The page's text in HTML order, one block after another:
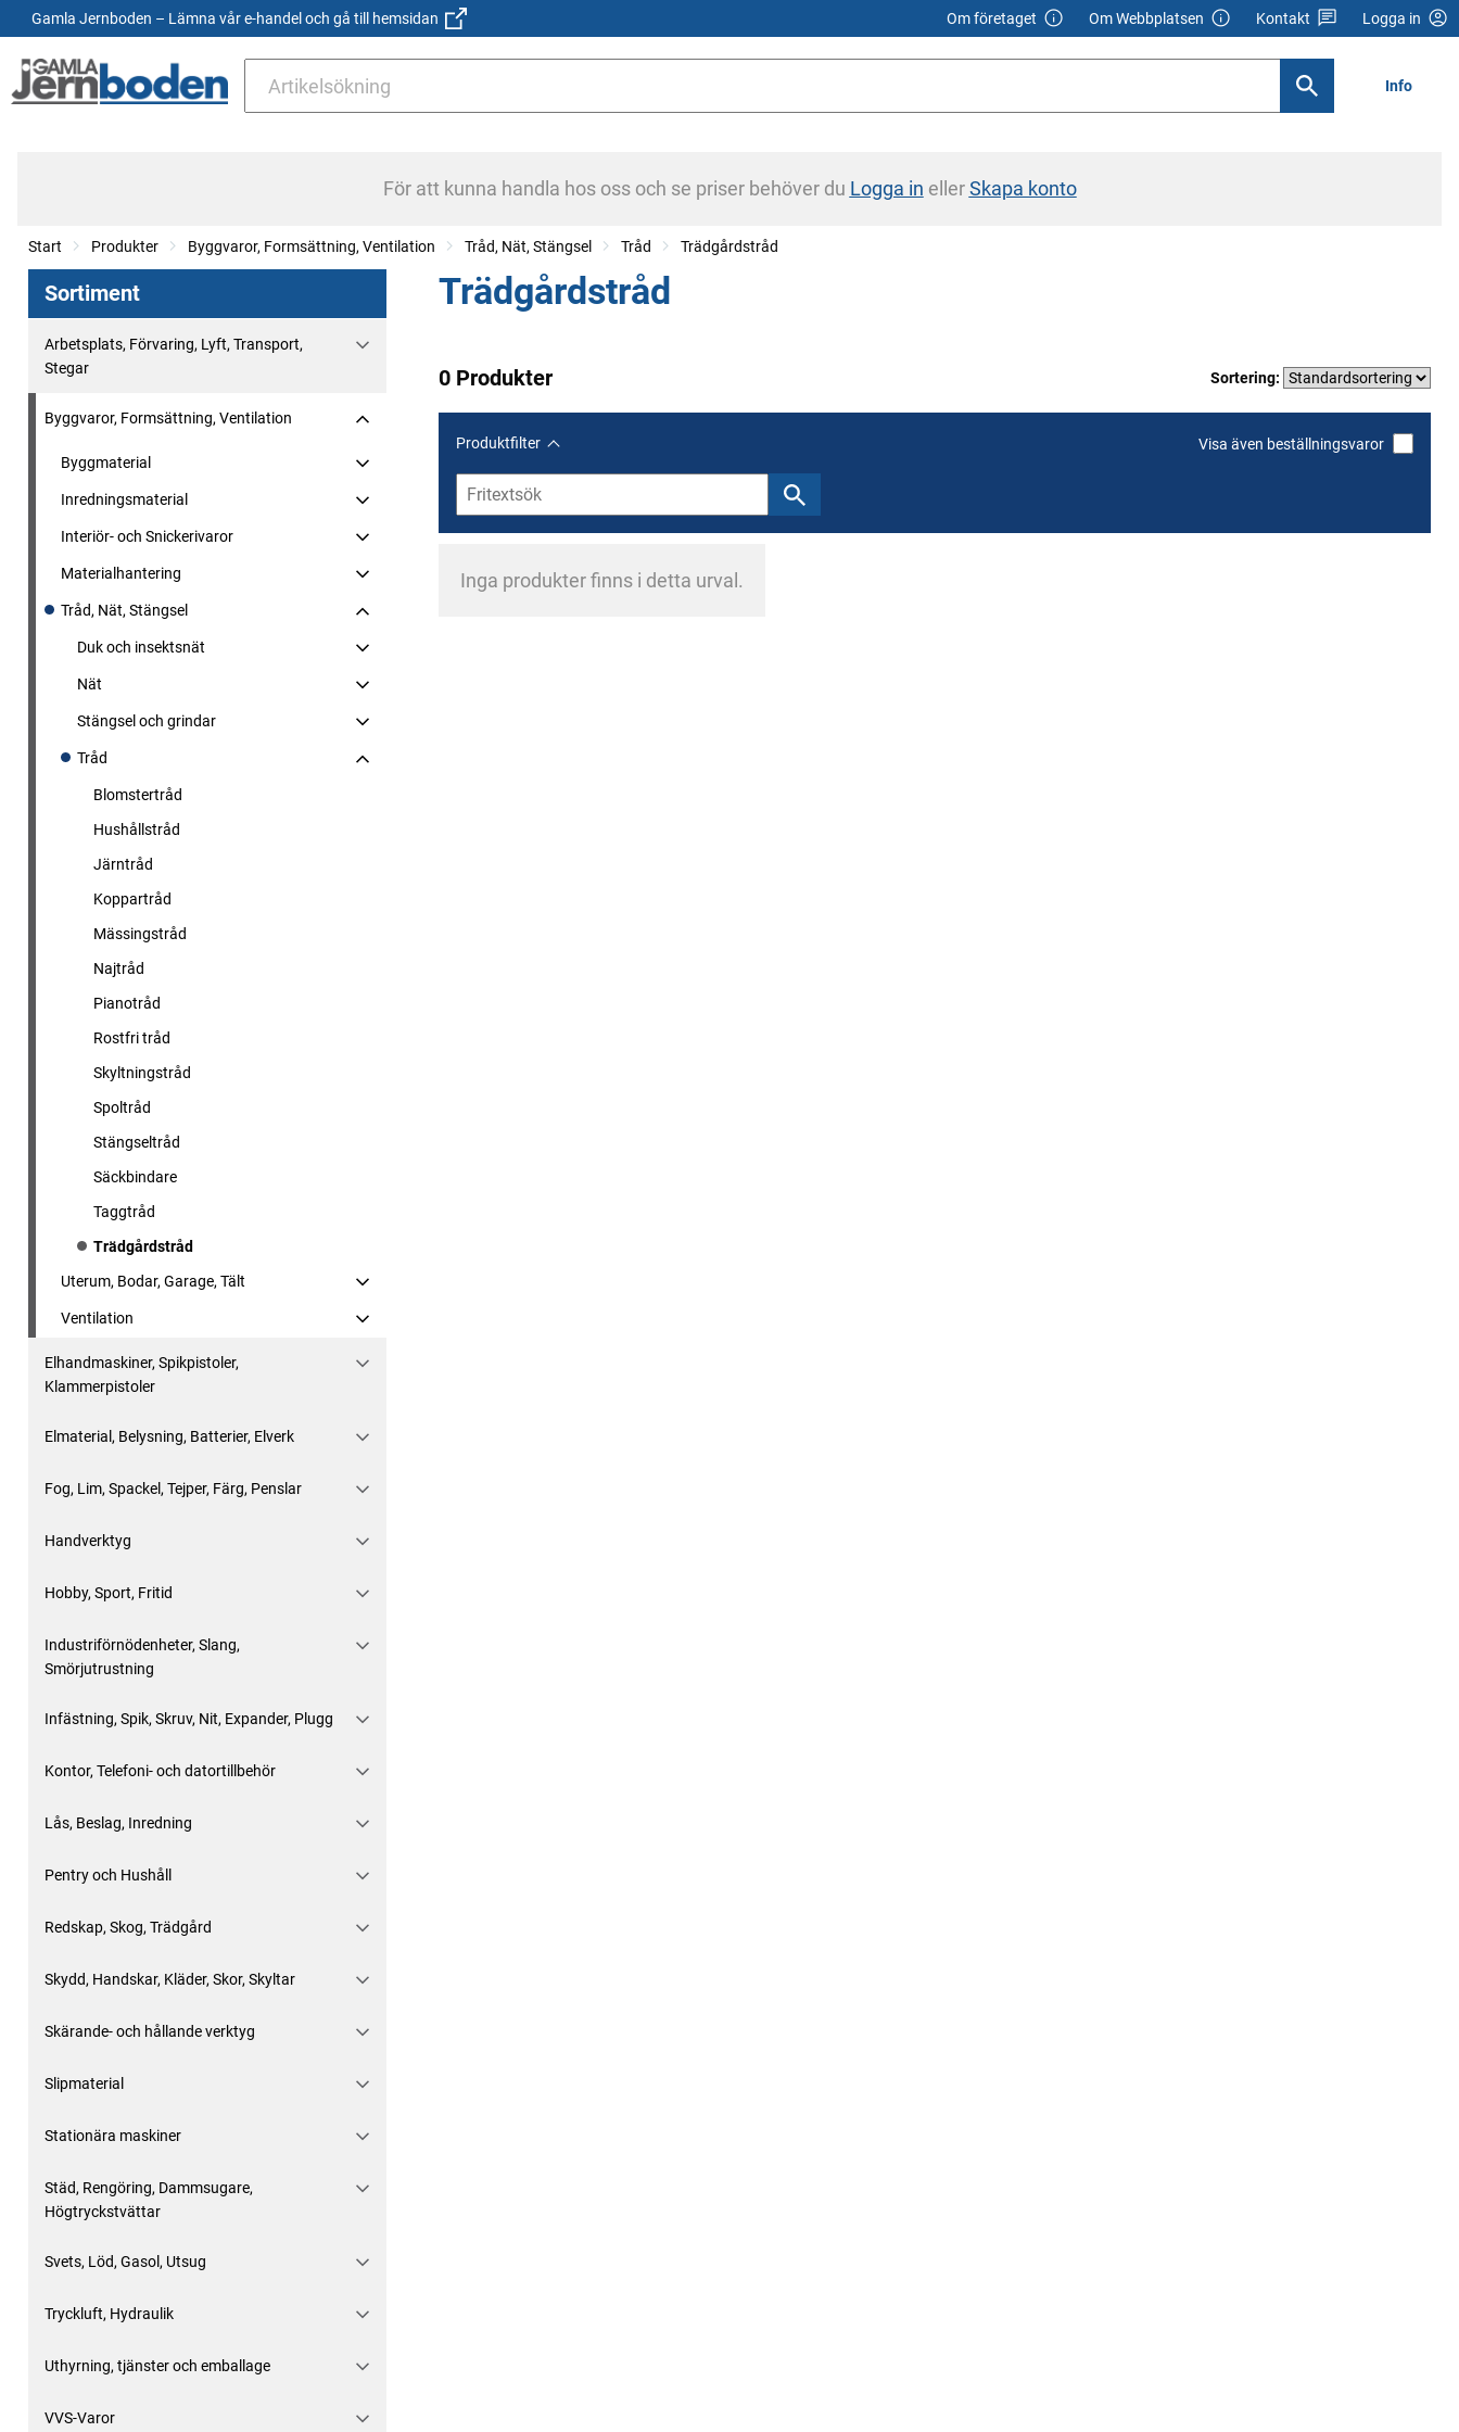
Gamla Jernboden – Lämna vår e-handel och gå till hemsidan Om företaget Om Webbplatsen Kontakt Logga in
Info
För att kunna handla hos oss och se priser behöver du Logga in ellerSkapa konto
Start Produkter Byggvaror, Formsättning, Ventilation Tråd, Nät, Stängsel Tråd Trädgårdstråd
Sortiment
Arbetsplats, Förvaring, Lyft, Transport,
Stegar
Byggvaror, Formsättning, Ventilation
Byggmaterial
Inredningsmaterial
Interiör- och Snickerivaror
Materialhantering
Tråd, Nät, Stängsel
Duk och insektsnät
Nät
Stängsel och grindar
Tråd
Blomstertråd
Hushållstråd
Järntråd
Koppartråd
Mässingstråd
Najtråd
Pianotråd
Rostfri tråd
Skyltningstråd
Spoltråd
Stängseltråd
Säckbindare
Taggtråd
Trädgårdstråd
Uterum, Bodar, Garage, Tält
Ventilation
Elhandmaskiner, Spikpistoler,
Klammerpistoler
Elmaterial, Belysning, Batterier, Elverk
Fog, Lim, Spackel, Tejper, Färg, Penslar
Handverktyg
Hobby, Sport, Fritid
Industriförnödenheter, Slang,
Smörjutrustning
Infästning, Spik, Skruv, Nit, Expander, Plugg
Kontor, Telefoni- och datortillbehör
Lås, Beslag, Inredning
Pentry och Hushåll
Redskap, Skog, Trädgård
Skydd, Handskar, Kläder, Skor, Skyltar
Skärande- och hållande verktyg
Slipmaterial
Stationära maskiner
Städ, Rengöring, Dammsugare,
Högtryckstvättar
Svets, Löd, Gasol, Utsug
Tryckluft, Hydraulik
Uthyrning, tjänster och emballage
VVS-Varor
Trädgårdstråd
0 Produkter Sortering:
Produktfilter Visa även beställningsvaror
Inga produkter finns i detta urval.